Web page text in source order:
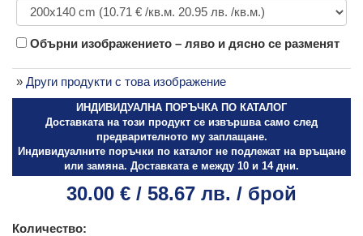
Обърни изображението – ляво и дясно се разменят
» Други продукти с това изображение
ИНДИВИДУАЛНА ПОРЪЧКА ПО КАТАЛОГ
Доставката на този продукт се извършва само след
предварителното му заплащане.
Индивидуалните поръчки по каталог не подлежат на връщане
или замяна. Доставката е между 10 и 14 дни.
30.00 € / 58.67 лв. / брой
Количество: